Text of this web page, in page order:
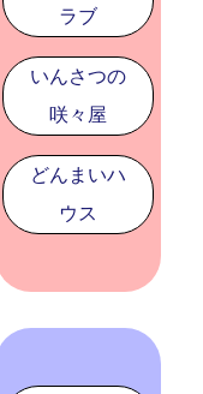
ラブ
いんさつの
咲々屋
どんまいハ
ウス